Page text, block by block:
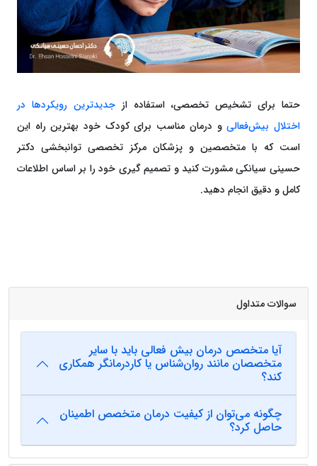
حتما برای تشخیص تخصصی، استفاده ازجدیدترین رویکردها در
اختلال بیش‌فعالیو درمان مناسب برای کودک خود بهترین راه این
است که با متخصصین و پزشکان مرکز تخصصی توانبخشی دکتر
حسینی سیانکی مشورت کنید و تصمیم گیری خود را بر اساس اطلاعات
کامل و دقیق انجام دهید.
سوالات متداول
آیا متخصص درمان بیش فعالی باید با سایر
متخصصان مانند روان‌شناس یا کاردرمانگر همکاری
کند؟
چگونه می‌توان از کیفیت درمان متخصص اطمینان
حاصل کرد؟